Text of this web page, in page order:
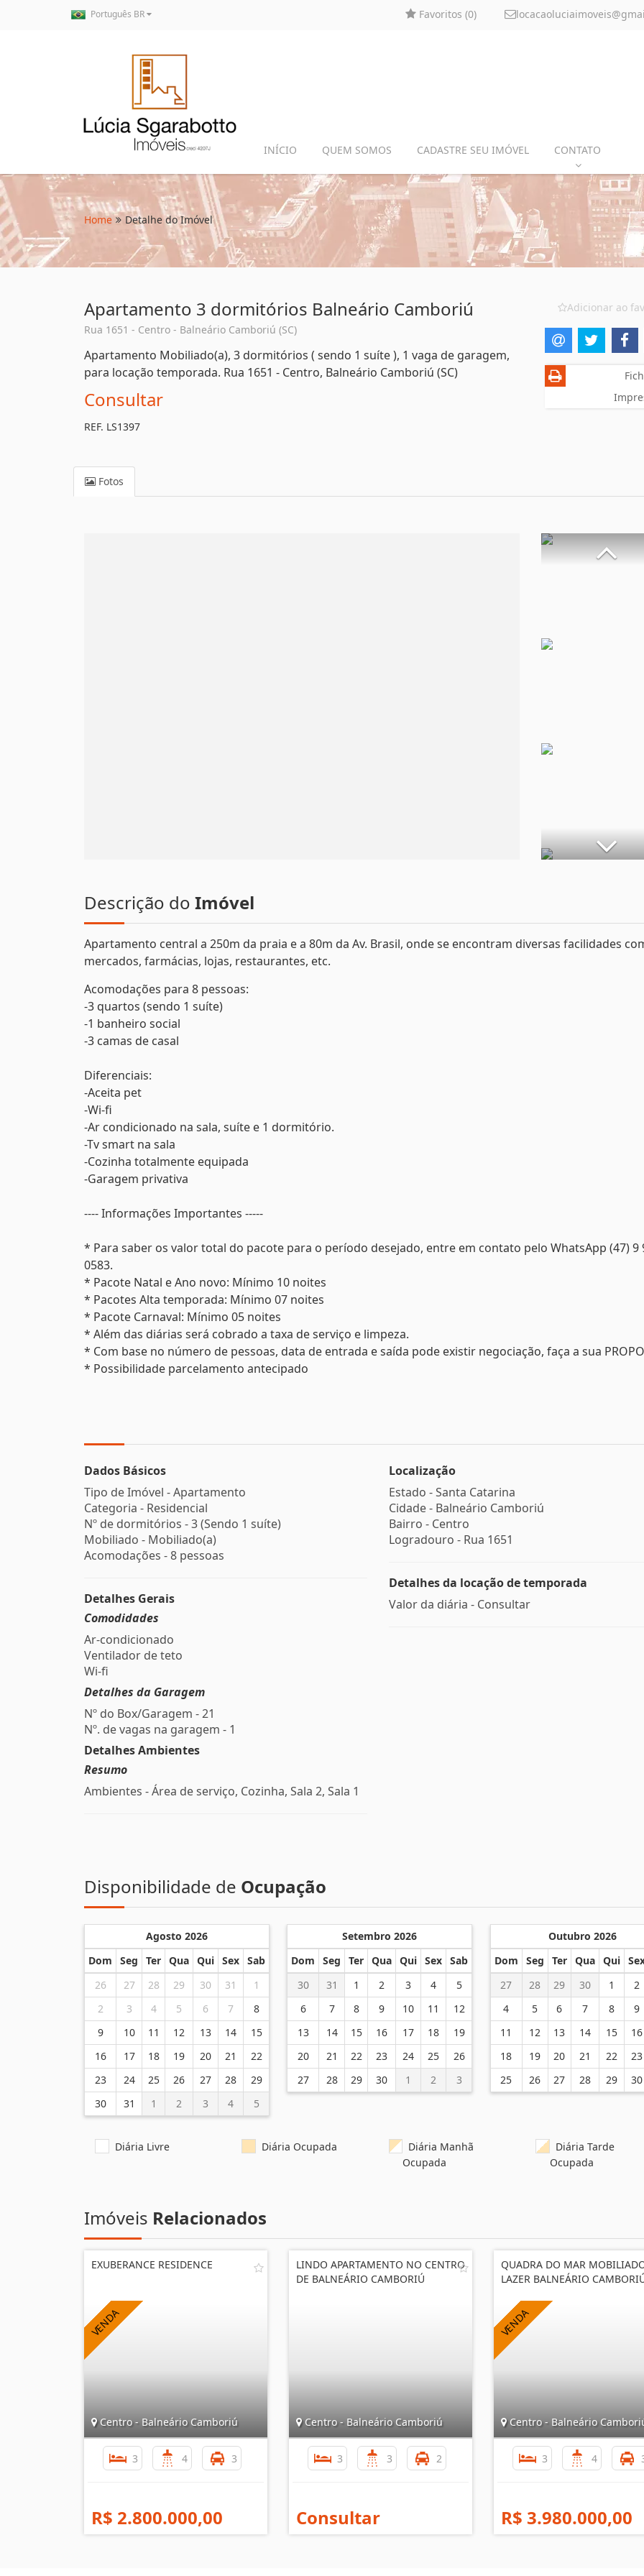
Português BR Favoritos (0)
INÍCIO QUEM SOMOS CADASTRE SEU IMÓVEL CONTATO
Home Detalhe do Imóvel
Apartamento 3 dormitórios Balneário Camboriú
Rua 1651 - Centro - Balneário Camboriú (SC)
Apartamento Mobiliado(a), 3 dormitórios ( sendo 1 suíte ), 1 vaga de garagem,
para locação temporada. Rua 1651 - Centro, Balneário Camboriú (SC)
Consultar
REF. LS1397
Adicionar ao
Fotos
Descrição do Imóvel
Apartamento central a 250m da praia e a 80m da Av. Brasil, onde se encontram diversas facilidades
mercados, farmácias, lojas, restaurantes, etc.
Acomodações para 8 pessoas:
-3 quartos (sendo 1 suíte)
-1 banheiro social
-3 camas de casal
Diferenciais:
-Aceita pet
-Wi-fi
-Ar condicionado na sala, suíte e 1 dormitório.
-Tv smart na sala
-Cozinha totalmente equipada
-Garagem privativa
---- Informações Importantes -----
* Para saber os valor total do pacote para o período desejado, entre em contato pelo WhatsApp (47) 9
0583.
* Pacote Natal e Ano novo: Mínimo 10 noites
* Pacotes Alta temporada: Mínimo 07 noites
* Pacote Carnaval: Mínimo 05 noites
* Além das diárias será cobrado a taxa de serviço e limpeza.
* Com base no número de pessoas, data de entrada e saída pode existir negociação, faça a sua
* Possibilidade parcelamento antecipado
Dados Básicos
Tipo de Imóvel - Apartamento
Categoria - Residencial
Nº de dormitórios - 3 (Sendo 1 suíte)
Mobiliado - Mobiliado(a)
Acomodações - 8 pessoas
Detalhes Gerais
Comodidades
Ar-condicionado
Ventilador de teto
Wi-fi
Detalhes da Garagem
Nº do Box/Garagem - 21
Nº. de vagas na garagem - 1
Detalhes Ambientes
Resumo
Ambientes - Área de serviço, Cozinha, Sala 2, Sala 1
Localização
Estado -Santa Catarina
Cidade - Balneário Camboriú
Bairro - Centro
Logradouro - Rua 1651
Detalhes da locação de temporada
Valor da diária - Consultar
Disponibilidade de Ocupação
Agosto 2026
Dom
Seg Ter Qua Qui Sex Sab
26
27 28 29 30 31
1
2
3 4 5 6 7
8
9
10 11 12 13 14
15
16
17 18 19 20 21
22
23
24 25 26 27 28
29
30
31 1 2 3 4 5
Setembro 2026
Dom
Seg Ter Qua Qui Sex
Sab
30
31 1 2 3 4
5
6
7 8 9 10 11
12
13
14 15 16 17 18
19
20
21 22 23 24 25
26
27
28 29 30 1 2 3
Outubro 2026
Dom
Seg Ter Qua Qui
27
28 29 30 1 2
4
5 6 7 8 9
11
12 13 14 15 16
18
19 20 21 22 23
25
26 27 28 29 30
Diária Livre Diária Ocupada
Diária Manhã
Ocupada
Diária Tarde
Ocupada
Imóveis Relacionados
EXUBERANCE RESIDENCE
Centro - Balneário Camboriú
3 4 3
R$ 2.800.000,00
LINDO APARTAMENTO NO CENTRO
DE BALNEÁRIO CAMBORIÚ
Centro - Balneário Camboriú
3 3 2
Consultar
QUADRA DO MAR
LAZER BALNEÁRIO
Centro - Balneário
3 4
R$ 3.980.000,00